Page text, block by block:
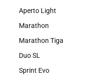
Aperto Light
Marathon
Marathon Tiga
Duo SL
Sprint Evo